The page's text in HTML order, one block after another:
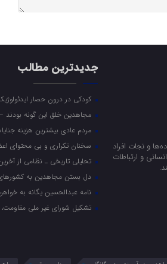
و نجات افراد
و ارتباطات
جدیدترین مطالب
کودکی در درون حصار
مجاهدین خلق این گونه
مردم عادی بیشترین هزینه
سخنان تکراری و بی محتوای
تحلیلی تاریخی ـ نظامی از
دل بستن مجاهدین به کشورهای
نامه عبدالحسین یگانه به
تشکیل شورای غیر ملی